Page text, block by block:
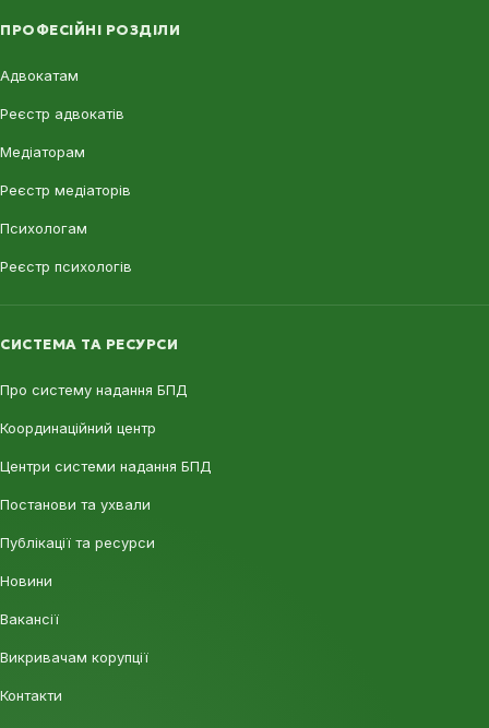
ПРОФЕСІЙНІ РОЗДІЛИ
Адвокатам
Реєстр адвокатів
Медіаторам
Реєстр медіаторів
Психологам
Реєстр психологів
СИСТЕМА ТА РЕСУРСИ
Про систему надання БПД
Координаційний центр
Центри системи надання БПД
Постанови та ухвали
Публікації та ресурси
Новини
Вакансії
Викривачам корупції
Контакти